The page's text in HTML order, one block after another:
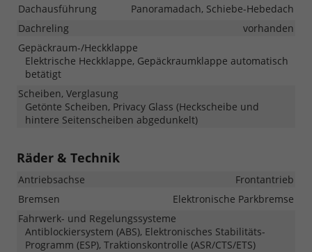
Dachausführung
Panoramadach, Schiebe-Hebedach
Dachreling
vorhanden
Gepäckraum-/Heckklappe
Elektrische Heckklappe, Gepäckraumklappe automatisch
betätigt
Scheiben, Verglasung
Getönte Scheiben, Privacy Glass (Heckscheibe und
hintere Seitenscheiben abgedunkelt)
Räder & Technik
Antriebsachse
Frontantrieb
Bremsen
Elektronische Parkbremse
Fahrwerk- und Regelungssysteme
Antiblockiersystem (ABS), Elektronisches Stabilitäts-
Programm (ESP), Traktionskontrolle (ASR/CTS/ETS)